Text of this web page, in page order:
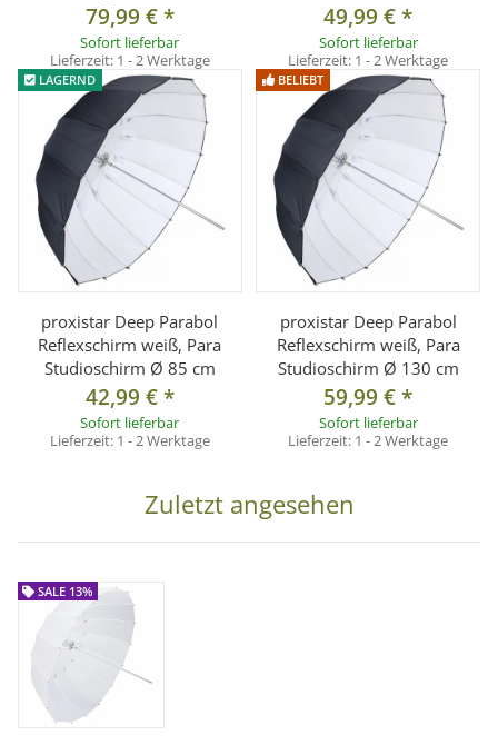
79,99 €*
Sofort lieferbar
Lieferzeit: 1 - 2 Werktage
49,99 €*
Sofort lieferbar
Lieferzeit: 1 - 2 Werktage
LAGERND
proxistar Deep Parabol
Reflexschirm weiß, Para
Studioschirm Ø 85 cm
42,99 €*
Sofort lieferbar
Lieferzeit: 1 - 2 Werktage
BELIEBT
proxistar Deep Parabol
Reflexschirm weiß, Para
Studioschirm Ø 130 cm
59,99 €*
Sofort lieferbar
Lieferzeit: 1 - 2 Werktage
Zuletzt angesehen
SALE 13%